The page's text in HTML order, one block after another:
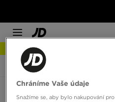
JD Sports UGG Neumel
UGG
Chráníme Vaše údaje
Snažíme se, aby bylo nakupování